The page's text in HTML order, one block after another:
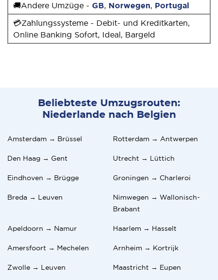
🚚Andere Umzüge - GB, Norwegen, Portugal
💳Zahlungssysteme - Debit- und Kreditkarten,
Online Banking Sofort, Ideal, Bargeld
Beliebteste Umzugsrouten:
Niederlande nach Belgien
Amsterdam → Brüssel Rotterdam → Antwerpen
Den Haag → Gent Utrecht → Lüttich
Eindhoven → Brügge Groningen → Charleroi
Breda → Leuven
Nimwegen → Wallonisch-
Brabant
Apeldoorn → Namur Haarlem → Hasselt
Amersfoort → Mechelen Arnheim → Kortrijk
Zwolle → Leuven Maastricht → Eupen